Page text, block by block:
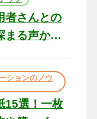
者さんとの
まる声かけ
22）
ションのノウ
15選！一枚